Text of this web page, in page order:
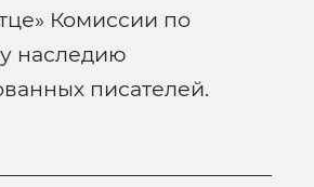
Комиссии по
наследию
писателей.